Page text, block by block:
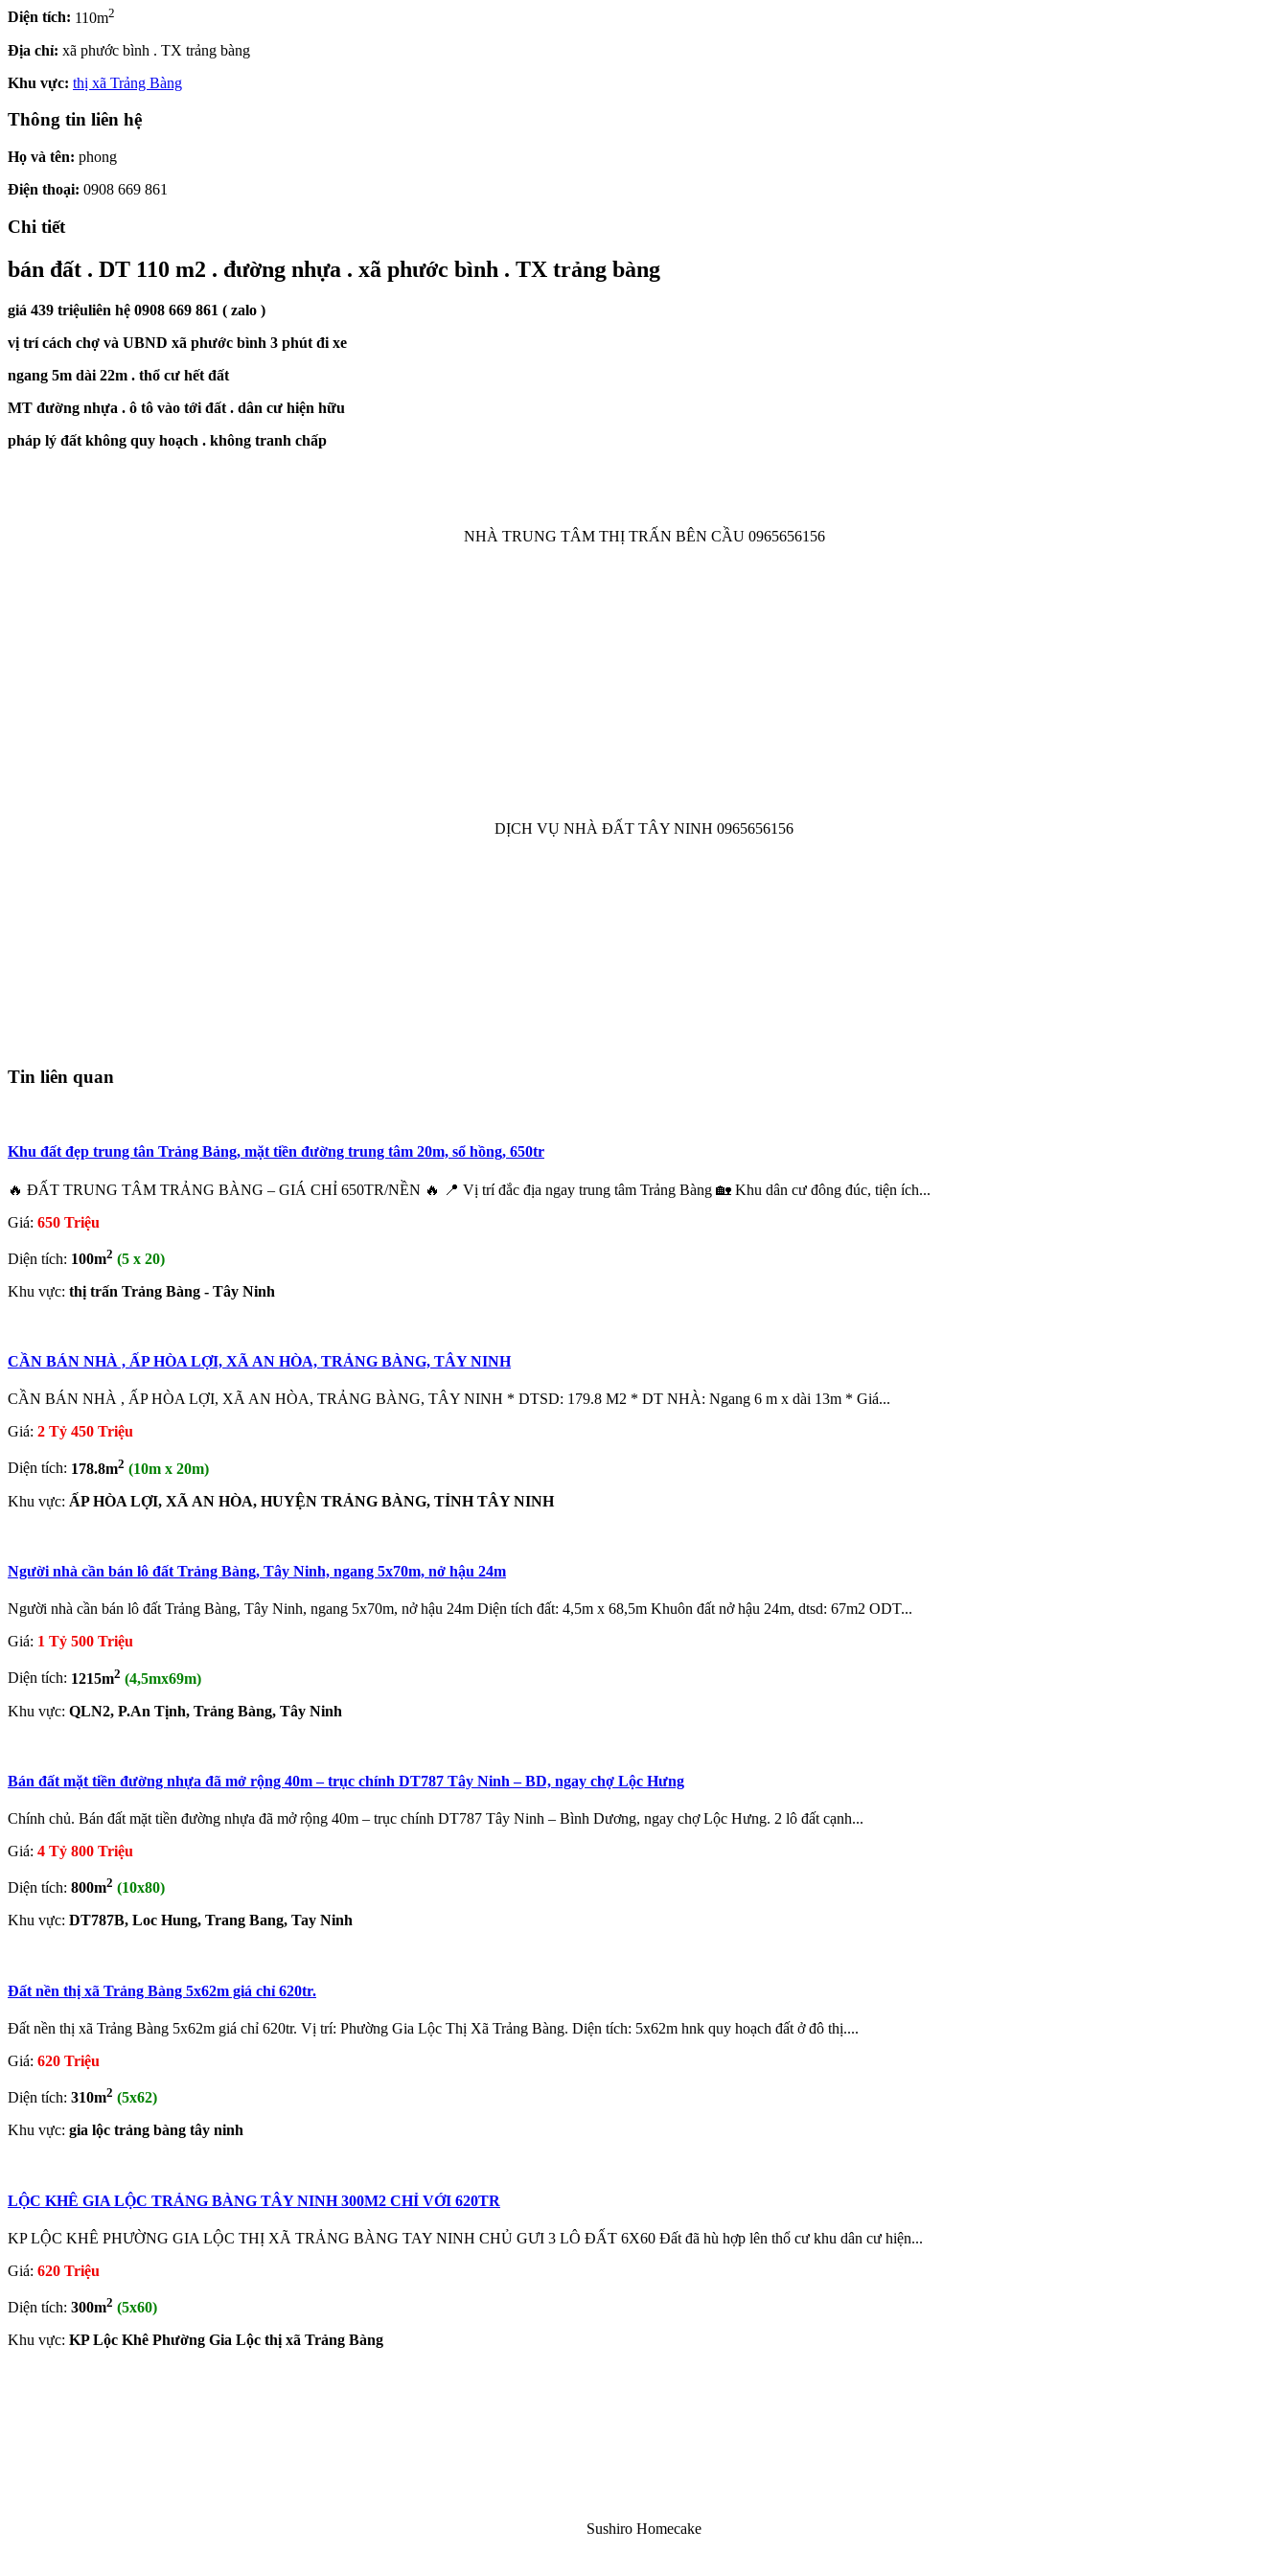
Diện tích: 110m2
Địa chỉ: xã phước bình . TX trảng bàng
Khu vực: thị xã Trảng Bàng
Thông tin liên hệ
Họ và tên: phong
Điện thoại: 0908 669 861
Chi tiết
bán đất . DT 110 m2 . đường nhựa . xã phước bình . TX trảng bàng
giá 439 triệuliên hệ 0908 669 861 ( zalo )
vị trí cách chợ và UBND xã phước bình 3 phút đi xe
ngang 5m dài 22m . thổ cư hết đất
MT đường nhựa . ô tô vào tới đất . dân cư hiện hữu
pháp lý đất không quy hoạch . không tranh chấp
NHÀ TRUNG TÂM THỊ TRẤN BÊN CẦU 0965656156
DỊCH VỤ NHÀ ĐẤT TÂY NINH 0965656156
Tin liên quan
Khu đất đẹp trung tân Trảng Bảng, mặt tiền đường trung tâm 20m, sổ hồng, 650tr
🔥 ĐẤT TRUNG TÂM TRẢNG BÀNG – GIÁ CHỈ 650TR/NỀN 🔥 📍 Vị trí đắc địa ngay trung tâm Trảng Bàng 🏡 Khu dân cư đông đúc, tiện ích...
Giá: 650 Triệu
Diện tích: 100m2 (5 x 20)
Khu vực: thị trấn Trảng Bàng - Tây Ninh
CẦN BÁN NHÀ , ẤP HÒA LỢI, XÃ AN HÒA, TRẢNG BÀNG, TÂY NINH
CẦN BÁN NHÀ , ẤP HÒA LỢI, XÃ AN HÒA, TRẢNG BÀNG, TÂY NINH * DTSD: 179.8 M2 * DT NHÀ: Ngang 6 m x dài 13m * Giá...
Giá: 2 Tỷ 450 Triệu
Diện tích: 178.8m2 (10m x 20m)
Khu vực: ẤP HÒA LỢI, XÃ AN HÒA, HUYỆN TRẢNG BÀNG, TỈNH TÂY NINH
Người nhà cần bán lô đất Trảng Bàng, Tây Ninh, ngang 5x70m, nở hậu 24m
Người nhà cần bán lô đất Trảng Bàng, Tây Ninh, ngang 5x70m, nở hậu 24m Diện tích đất: 4,5m x 68,5m Khuôn đất nở hậu 24m, dtsd: 67m2 ODT...
Giá: 1 Tỷ 500 Triệu
Diện tích: 1215m2 (4,5mx69m)
Khu vực: QLN2, P.An Tịnh, Trảng Bàng, Tây Ninh
Bán đất mặt tiền đường nhựa đã mở rộng 40m – trục chính DT787 Tây Ninh – BD, ngay chợ Lộc Hưng
Chính chủ. Bán đất mặt tiền đường nhựa đã mở rộng 40m – trục chính DT787 Tây Ninh – Bình Dương, ngay chợ Lộc Hưng. 2 lô đất cạnh...
Giá: 4 Tỷ 800 Triệu
Diện tích: 800m2 (10x80)
Khu vực: DT787B, Loc Hung, Trang Bang, Tay Ninh
Đất nền thị xã Trảng Bàng 5x62m giá chỉ 620tr.
Đất nền thị xã Trảng Bàng 5x62m giá chỉ 620tr. Vị trí: Phường Gia Lộc Thị Xã Trảng Bàng. Diện tích: 5x62m hnk quy hoạch đất ở đô thị....
Giá: 620 Triệu
Diện tích: 310m2 (5x62)
Khu vực: gia lộc trảng bàng tây ninh
LỘC KHÊ GIA LỘC TRẢNG BÀNG TÂY NINH 300M2 CHỈ VỚI 620TR
KP LỘC KHÊ PHƯỜNG GIA LỘC THỊ XÃ TRẢNG BÀNG TAY NINH CHỦ GƯI 3 LÔ ĐẤT 6X60 Đất đã hù hợp lên thổ cư khu dân cư hiện...
Giá: 620 Triệu
Diện tích: 300m2 (5x60)
Khu vực: KP Lộc Khê Phường Gia Lộc thị xã Trảng Bàng
Sushiro Homecake